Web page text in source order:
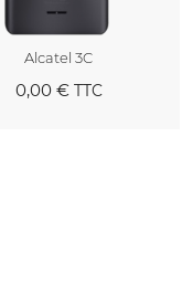
Alcatel 3C
0,00 €TTC